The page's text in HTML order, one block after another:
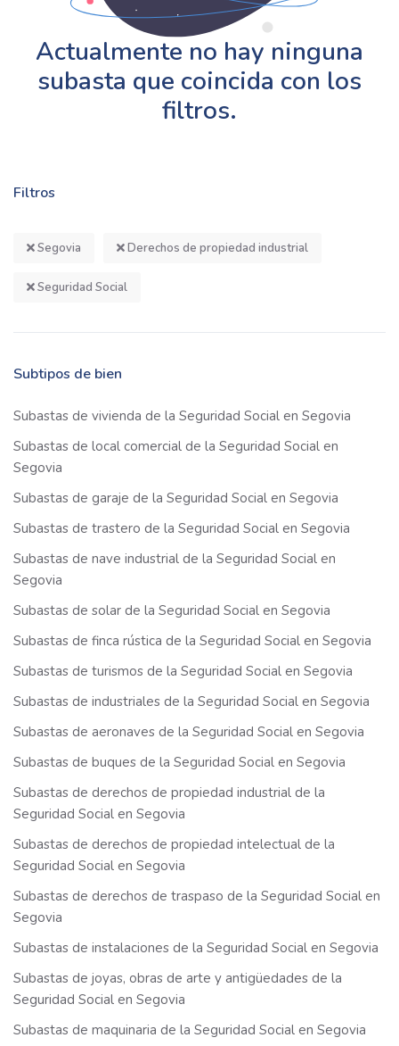
Filtros
Segovia Derechos de propiedad industrial
Seguridad Social
Subtipos de bien
Subastas de vivienda de la Seguridad Social en Segovia
Subastas de local comercial de la Seguridad Social en
Segovia
Subastas de garaje de la Seguridad Social en Segovia
Subastas de trastero de la Seguridad Social en Segovia
Subastas de nave industrial de la Seguridad Social en
Segovia
Subastas de solar de la Seguridad Social en Segovia
Subastas de finca rústica de la Seguridad Social en Segovia
Subastas de turismos de la Seguridad Social en Segovia
Subastas de industriales de la Seguridad Social en Segovia
Subastas de aeronaves de la Seguridad Social en Segovia
Subastas de buques de la Seguridad Social en Segovia
Subastas de derechos de propiedad industrial de la
Seguridad Social en Segovia
Subastas de derechos de propiedad intelectual de la
Seguridad Social en Segovia
Subastas de derechos de traspaso de la Seguridad Social en
Segovia
Subastas de instalaciones de la Seguridad Social en Segovia
Subastas de joyas, obras de arte y antigüedades de la
Seguridad Social en Segovia
Subastas de maquinaria de la Seguridad Social en Segovia
Actualmente no hay ninguna
subasta que coincida con los
filtros.